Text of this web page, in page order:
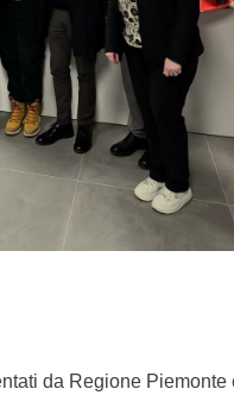
da Regione